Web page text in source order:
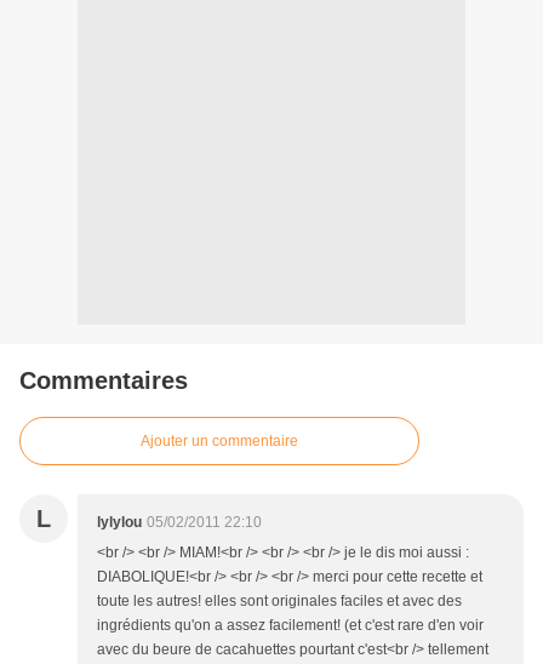
Commentaires
Ajouter un commentaire
L lylylou 05/02/2011 22:10
<br /> <br /> MIAM!<br /> <br /> <br /> je le dis moi aussi :
DIABOLIQUE!<br /> <br /> <br /> merci pour cette recette et
toute les autres! elles sont originales faciles et avec des
ingrédients qu'on a assez facilement! (et c'est rare d'en voir
avec du beure de cacahuettes pourtant c'est<br /> tellement